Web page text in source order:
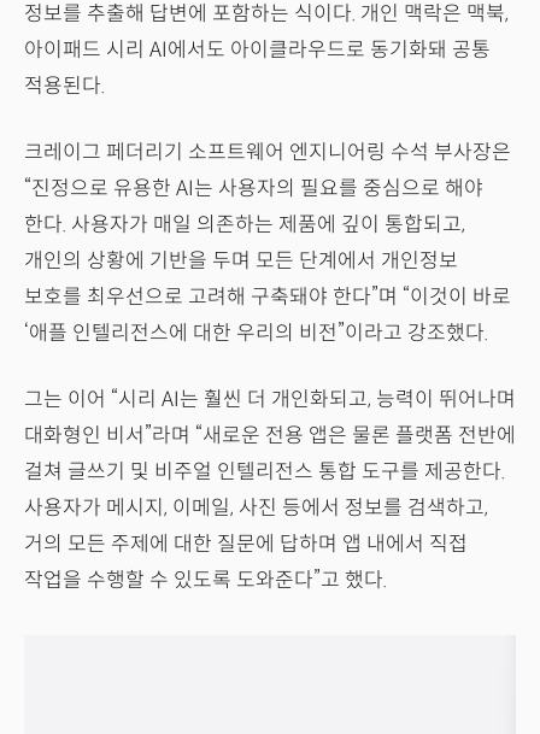
정보를 추출해 답변에 포함하는 식이다. 개인 맥락은 맥북,
아이패드 시리 AI에서도 아이클라우드로 동기화돼 공통
적용된다.
크레이그 페더리기 소프트웨어 엔지니어링 수석 부사장은
“진정으로 유용한 AI는 사용자의 필요를 중심으로 해야
한다. 사용자가 매일 의존하는 제품에 깊이 통합되고,
개인의 상황에 기반을 두며 모든 단계에서 개인정보
보호를 최우선으로 고려해 구축돼야 한다”며 “이것이 바로
‘애플 인텔리전스에 대한 우리의 비전”이라고 강조했다.
그는 이어 “시리 AI는 훨씬 더 개인화되고, 능력이 뛰어나며
대화형인 비서”라며 “새로운 전용 앱은 물론 플랫폼 전반에
걸쳐 글쓰기 및 비주얼 인텔리전스 통합 도구를 제공한다.
사용자가 메시지, 이메일, 사진 등에서 정보를 검색하고,
거의 모든 주제에 대한 질문에 답하며 앱 내에서 직접
작업을 수행할 수 있도록 도와준다”고 했다.